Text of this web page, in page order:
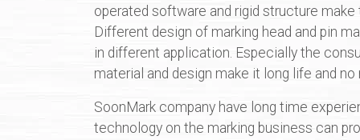
operated software and rigid structure
Different design of marking head and pin
in different application. Especially the
material and design make it long life and no
SoonMark company have long time
technology on the marking business can